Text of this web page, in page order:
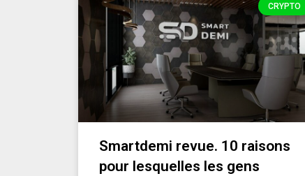
CRYPTO
Smartdemi revue. 10 raisons
pour lesquelles les gens